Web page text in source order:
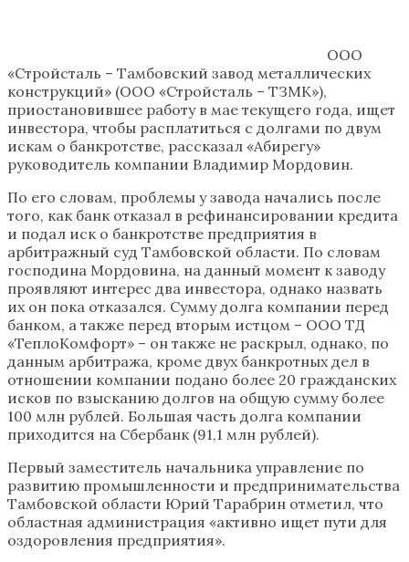
ООО
«Стройсталь – Тамбовский завод металлических
конструкций» (ООО «Стройсталь – ТЗМК»),
приостановившее работу в мае текущего года, ищет
инвестора, чтобы расплатиться с долгами по двум
искам о банкротстве, рассказал «Абирегу»
руководитель компании Владимир Мордовин.
По его словам, проблемы у завода начались после
того, как банк отказал в рефинансировании кредита
и подал иск о банкротстве предприятия в
арбитражный суд Тамбовской области. По словам
господина Мордовина, на данный момент к заводу
проявляют интерес два инвестора, однако назвать
их он пока отказался. Сумму долга компании перед
банком, а также перед вторым истцом – ООО ТД
«ТеплоКомфорт» – он также не раскрыл, однако, по
данным арбитража, кроме двух банкротных дел в
отношении компании подано более 20 гражданских
исков по взысканию долгов на общую сумму более
100 млн рублей. Большая часть долга компании
приходится на Сбербанк (91,1 млн рублей).
Первый заместитель начальника управление по
развитию промышленности и предпринимательства
Тамбовской области Юрий Тарабрин отметил, что
областная администрация «активно ищет пути для
оздоровления предприятия».